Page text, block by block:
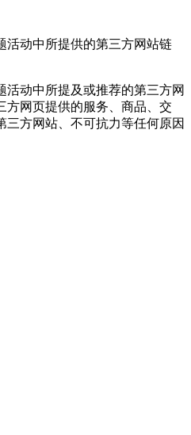
活动中所提供的第三方网站链
动中所提及或推荐的第三方网
方网页提供的服务、商品、交
方网站、不可抗力等任何原因